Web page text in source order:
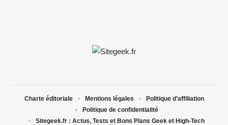
Charte éditoriale Mentions légales
Politique d’affiliation
Politique de confidentialité
Sitegeek.fr : Actus, Tests et Bons Plans Geek et High-Tech